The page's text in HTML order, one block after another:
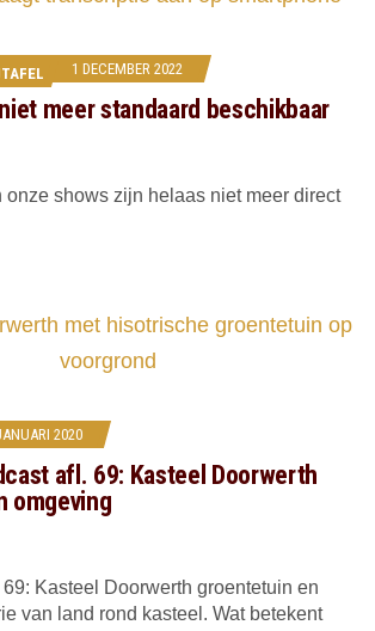
1 DECEMBER 2022
meer standaard beschikbaar
onze shows zijn helaas niet meer direct
2020
afl. 69: Kasteel Doorwerth
omgeving
Kasteel Doorwerth groentetuin en
van land rond kasteel. Wat betekent